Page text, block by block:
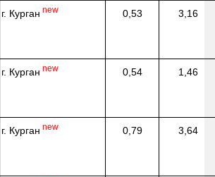
г. Курган new 0,53 3,16
г. Курган new 0,54 1,46
г. Курган new 0,79 3,64